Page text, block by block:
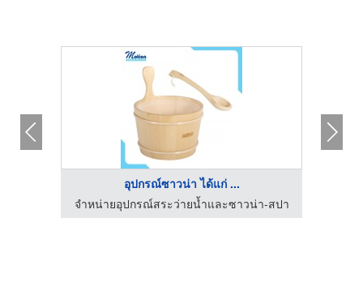
อุปกรณ์ซาวน่า ได้แก่ ...
จำหน่ายอุปกรณ์สระว่ายน้ำและซาวน่า-สปา